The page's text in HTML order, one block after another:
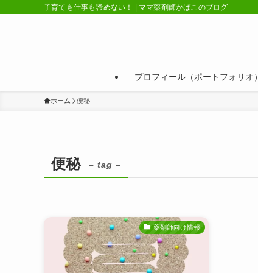
子育ても仕事も諦めない！ | ママ薬剤師かばこのブログ
プロフィール（ポートフォリオ）
ホーム 便秘
便秘 – tag –
薬剤師向け情報